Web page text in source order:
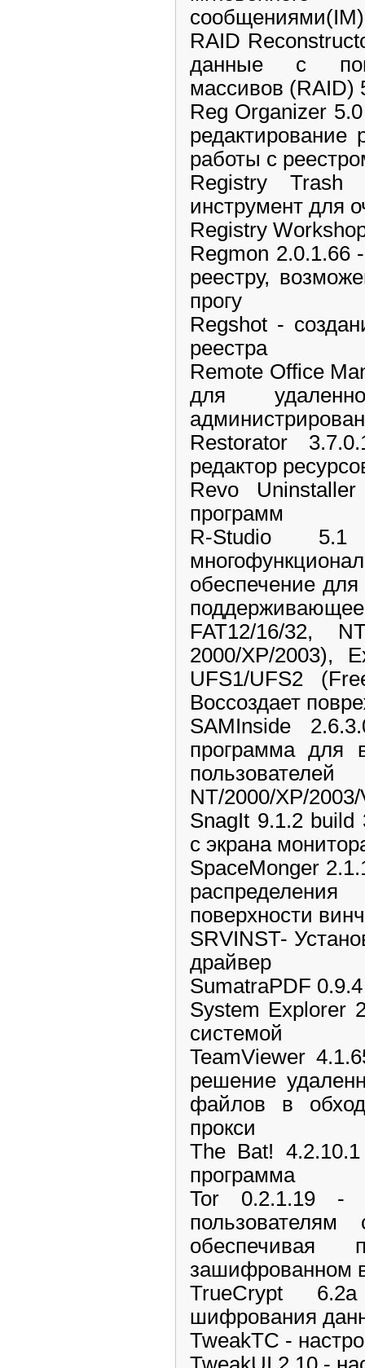
сообщениями(IM)
RAID
данные с
массивов (RAID)
Reg Organizer
редактирование
работы с
Registry
инструмент для
Registry
Regmon 2.0.1.66
реестру,
прогу
Regshot -
реестра
Remote Office
для
Restorator
редактор
Revo
программ
R-Studio
обеспечение
FAT12/16/32,
2000/XP/2003),
UFS1/UFS2
Воссоздает
SAMInside
программа для
NT/2000/XP/
SnagIt 9.1.2 build
с экрана
SpaceMonger
поверхности
SRVINST-
драйвер
SumatraPDF
System Explorer
системой
TeamViewer
решение
файлов в
прокси
The Bat!
программа
Tor 0.2.1.19 -
пользователям
зашифрованном
TrueCrypt
шифрования
TweakTC -